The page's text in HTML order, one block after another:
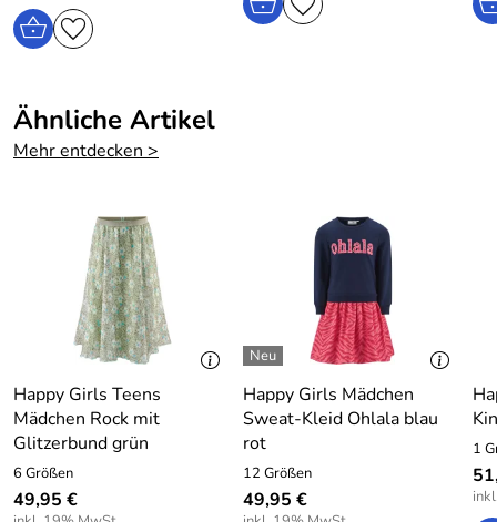
Ähnliche Artikel
Mehr entdecken >
Happy Girls Teens
Mädchen Rock mit
Glitzerbund grün
6 Größen
49,95 €
Happy Girls Mädchen
Sweat-Kleid Ohlala blau
rot
12 Größen
49,95 €
1